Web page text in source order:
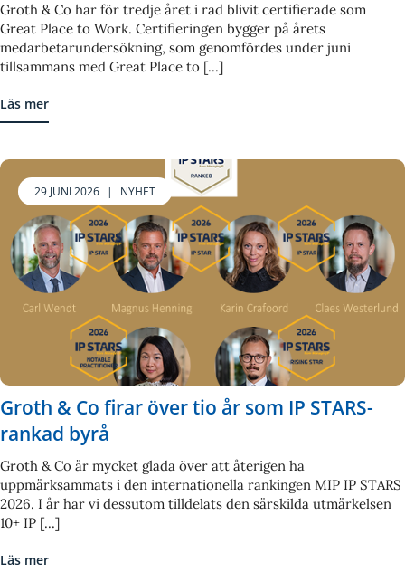
Groth & Co har för tredje året i rad blivit certifierade som
Great Place to Work. Certifieringen bygger på årets
medarbetarundersökning, som genomfördes under juni
tillsammans med Great Place to [...]
Läs mer
29 JUNI 2026 | NYHET
Groth & Co firar över tio år som IP STARS-
rankad byrå
Groth & Co är mycket glada över att återigen ha
uppmärksammats i den internationella rankingen MIP IP STARS
2026. I år har vi dessutom tilldelats den särskilda utmärkelsen
10+ IP [...]
Läs mer